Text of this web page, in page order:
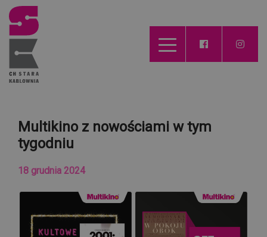
Multikino z nowościami w tym
tygodniu
18 grudnia 2024